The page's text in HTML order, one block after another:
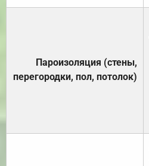
Пароизоляция (стены,
перегородки, пол, потолок)